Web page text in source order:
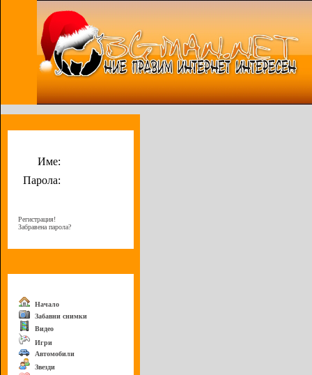
Име:
Парола:
Регистрация!
Забравена парола?
Начало
Забавни снимки
Видео
Игри
Автомобили
Звезди